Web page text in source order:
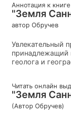
Аннотация к книге
"Земля
автор Обручев
Увлекательный
принадлежащий
геолога и
Читать онлайн
"Земля
(Автор Обручев)